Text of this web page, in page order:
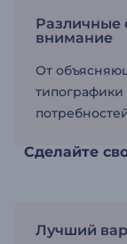
Различные
внимание
От
Сделайте
Лучший